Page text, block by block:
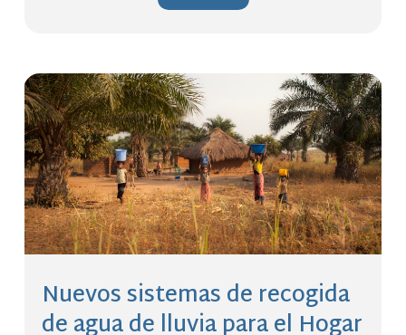
Nuevos sistemas de recogida
de agua de lluvia para el Hogar